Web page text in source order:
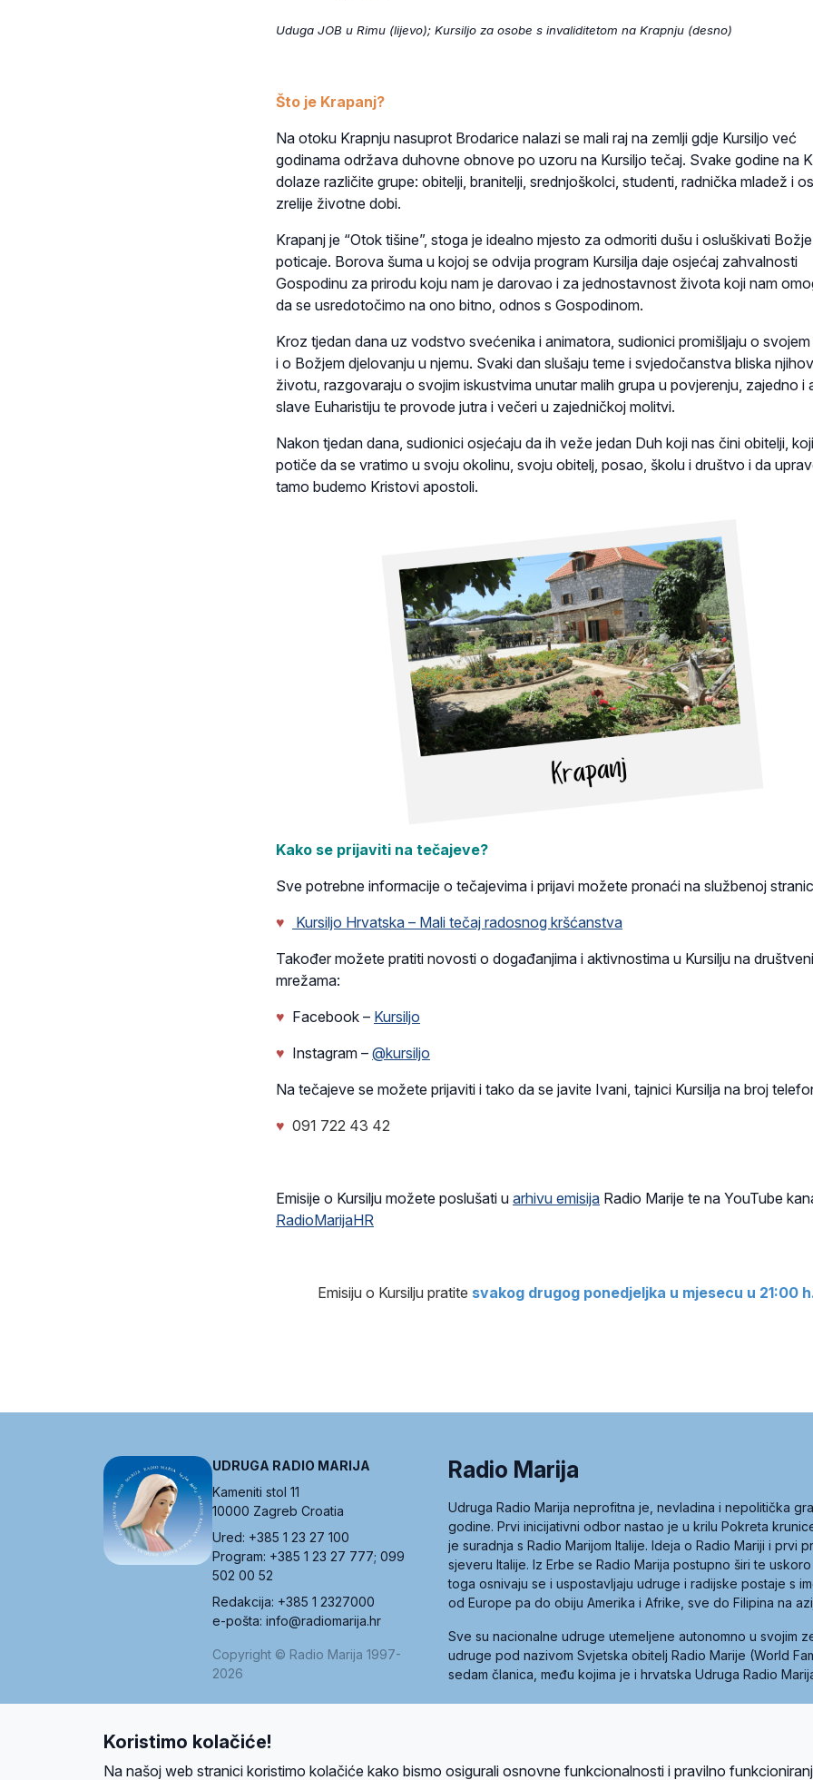
Uduga JOB u Rimu (lijevo); Kursiljo za osobe s invaliditetom na Krapnju (desno)
Što je Krapanj?
Na otoku Krapnju nasuprot Brodarice nalazi se mali raj na zemlji gdje Kursiljo već
godinama održava duhovne obnove po uzoru na Kursiljo tečaj. Svake godine na
dolaze različite grupe: obitelji, branitelji, srednjoškolci, studenti, radnička mladež i
zrelije životne dobi.
Krapanj je “Otok tišine”, stoga je idealno mjesto za odmoriti dušu i osluškivati Božje
poticaje. Borova šuma u kojoj se odvija program Kursilja daje osjećaj zahvalnosti
Gospodinu za prirodu koju nam je darovao i za jednostavnost života koji nam
da se usredotočimo na ono bitno, odnos s Gospodinom.
Kroz tjedan dana uz vodstvo svećenika i animatora, sudionici promišljaju o
i o Božjem djelovanju u njemu. Svaki dan slušaju teme i svjedočanstva bliska
životu, razgovaraju o svojim iskustvima unutar malih grupa u povjerenju, zajedno i
slave Euharistiju te provode jutra i večeri u zajedničkoj molitvi.
Nakon tjedan dana, sudionici osjećaju da ih veže jedan Duh koji nas čini obitelji,
potiče da se vratimo u svoju okolinu, svoju obitelj, posao, školu i društvo i da
tamo budemo Kristovi apostoli.
Kako se prijaviti na tečajeve?
Sve potrebne informacije o tečajevima i prijavi možete pronaći na službenoj
♥
Kursiljo Hrvatska – Mali tečaj radosnog kršćanstva
Također možete pratiti novosti o događanjima i aktivnostima u Kursilju na
mrežama:
♥ Facebook – Kursiljo
♥ Instagram – @kursiljo
Na tečajeve se možete prijaviti i tako da se javite Ivani, tajnici Kursilja na broj
♥ 091 722 43 42
Emisije o Kursilju možete poslušati u arhivu emisija Radio Marije te na YouTube
RadioMarijaHR
Emisiju o Kursilju pratite svakog drugog ponedjeljka u mjesecu u 21:00
UDRUGA RADIO MARIJA
Kameniti stol 11
10000 Zagreb Croatia
Ured: +385 1 23 27 100
Program: +385 1 23 27 777; 099
502 00 52
Redakcija: +385 1 2327000
e-pošta: info@radiomarija.hr
Copyright © Radio Marija 1997-
2026
Radio Marija
Udruga Radio Marija neprofitna je, nevladina i nepolitička
godine. Prvi inicijativni odbor nastao je u krilu Pokreta
je suradnja s Radio Marijom Italije. Ideja o Radio Mariji i prvi
sjeveru Italije. Iz Erbe se Radio Marija postupno širi te
toga osnivaju se i uspostavljaju udruge i radijske postaje s
od Europe pa do obiju Amerika i Afrike, sve do Filipina na
Sve su nacionalne udruge utemeljene autonomno u svojim
udruge pod nazivom Svjetska obitelj Radio Marije (World
sedam članica, među kojima je i hrvatska Udruga Radio
Koristimo kolačiće!
Na našoj web stranici koristimo kolačiće kako bismo osigurali osnovne funkcionalnosti i pravilno